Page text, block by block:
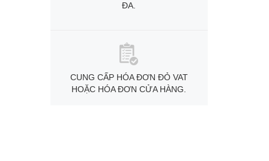
ĐA.
CUNG CẤP HÓA ĐƠN ĐỎ VAT
HOẶC HÓA ĐƠN CỬA HÀNG.